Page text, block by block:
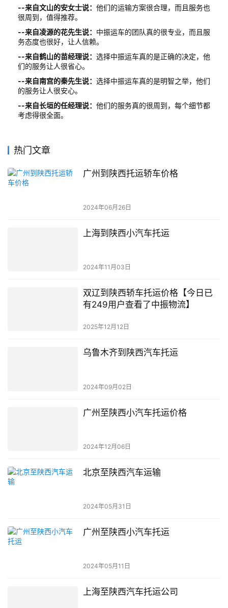
--来自文山的安女士说： 他们的运输方案很合理，而且服务也
很周到，值得推荐。
--来自凌源的花先生说： 中振运车的团队真的很专业，而且服
务态度也很好，让人信赖。
--来自鹤山的苗经理说： 选择中振运车真的是正确的决定，他
们的服务让人很省心。
--来自南宫的秦先生说： 选择中振运车真的是明智之举，他们
的服务让人很安心。
--来自长垣的任经理说： 他们的服务真的很周到，每个细节都
考虑得很全面。
热门文章
广州到陕西托运轿车价格
2024年06月26日
上海到陕西小汽车托运
2024年11月03日
双辽到陕西轿车托运价格【今日已
有249用户查看了中振物流】
2025年12月12日
乌鲁木齐到陕西汽车托运
2024年09月02日
广州至陕西小汽车托运价格
2024年12月06日
北京至陕西汽车运输
2024年05月31日
广州至陕西小汽车托运
2024年05月11日
上海至陕西汽车托运公司